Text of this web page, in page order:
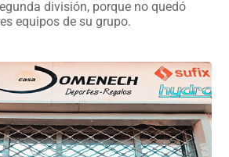
división, porque no quedó
equipos de su grupo.